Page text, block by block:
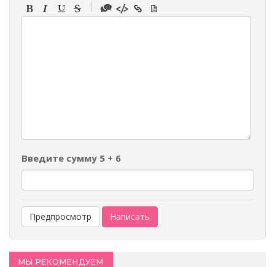
-
-
Введите сумму 5 + 6
МЫ РЕКОМЕНДУЕМ